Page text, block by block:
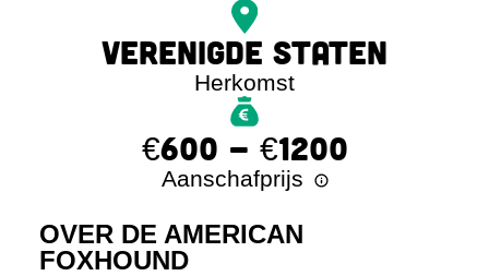
VERENIGDE STATEN
Herkomst
€600 - €1200
Aanschafprijs
OVER DE AMERICAN
FOXHOUND